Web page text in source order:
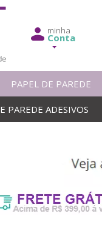
minha
Conta
PAPEL DE PAREDE
PAREDE ADESIVOS